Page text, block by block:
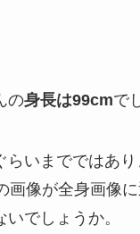
の身長は99cmで
らいまでではあ
画像が全身画像
でしょうか。